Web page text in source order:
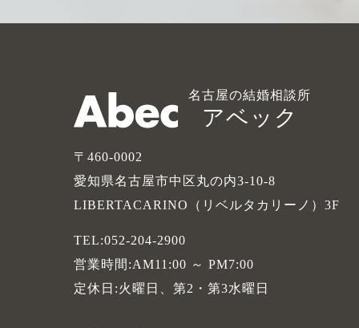
名古屋の結婚相談所
アベック
〒460-0002
愛知県名古屋市中区丸の内3-10-8
LIBERTACARINO（リベルタカリーノ）3F
TEL:052-204-2900
営業時間:AM11:00 ～ PM7:00
定休日:火曜日、第2・第3水曜日